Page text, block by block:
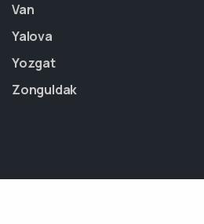
Van
Yalova
Yozgat
Zonguldak